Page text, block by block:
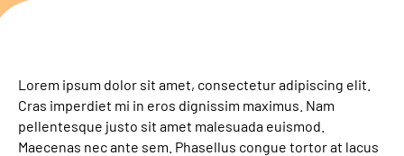
Beratungsstellen &
Zuweisende
Lorem ipsum dolor sit amet, consectetur adipiscing elit.
Cras imperdiet mi in eros dignissim maximus. Nam
pellentesque justo sit amet malesuada euismod.
Maecenas nec ante sem. Phasellus congue tortor at lacus